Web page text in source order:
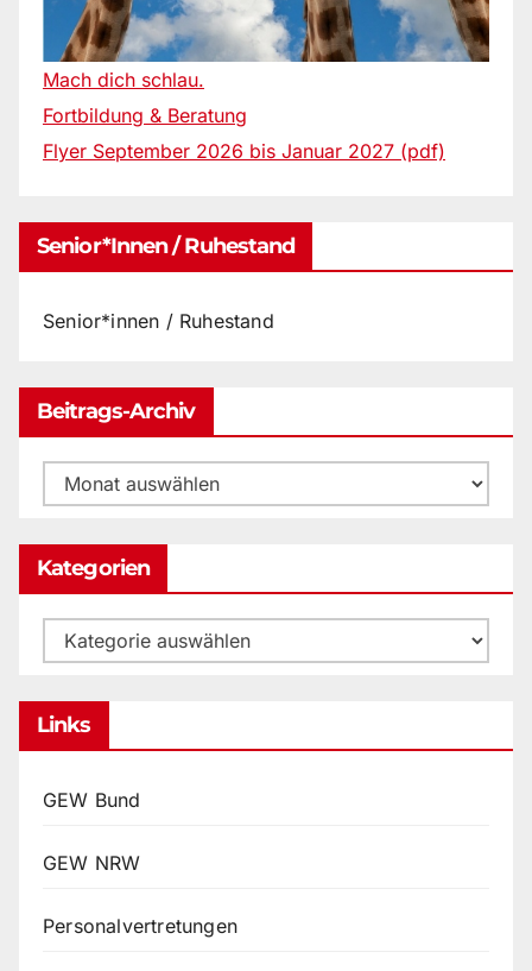
Mach dich schlau.
Fortbildung & Beratung
Flyer September 2026 bis Januar 2027 (pdf)
Senior*innen / Ruhestand
Senior*innen / Ruhestand
Beitrags-Archiv
Beitrags-
Archiv
Kategorien
Kategorien
Links
GEW Bund
GEW NRW
Personalvertretungen